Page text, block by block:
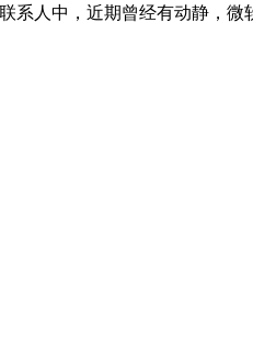
人中，近期曾经有动静，微